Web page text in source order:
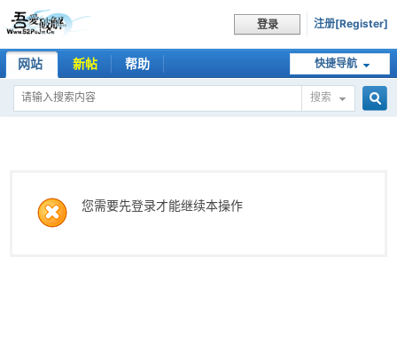
登录 注册[Register]
快捷导航
网站 新帖 帮助
搜索
您需要先登录才能继续本操作